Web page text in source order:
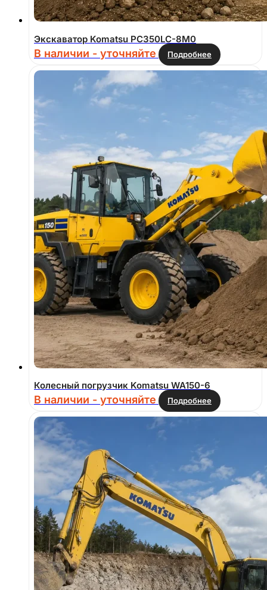
Экскаватор Komatsu PC350LC-8M0
В наличии - уточняйте Подробнее
Колесный погрузчик Komatsu WA150-6
В наличии - уточняйте Подробнее